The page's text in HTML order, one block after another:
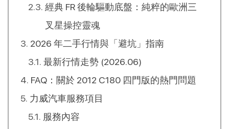
經典 FR 後輪驅動底盤：純粹的歐洲三
叉星操控靈魂
2026 年二手行情與「避坑」指南
最新行情走勢 (2026.06)
FAQ：關於 2012 C180 四門版的熱門問題
力威汽車服務項目
服務內容